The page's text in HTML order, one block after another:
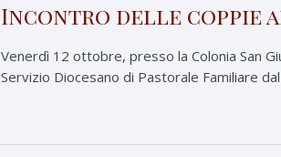
Incontro delle coppie
Venerdì 12 ottobre, presso la Colonia San
Servizio Diocesano di Pastorale Familiare